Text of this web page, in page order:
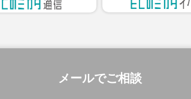
メールでご相談